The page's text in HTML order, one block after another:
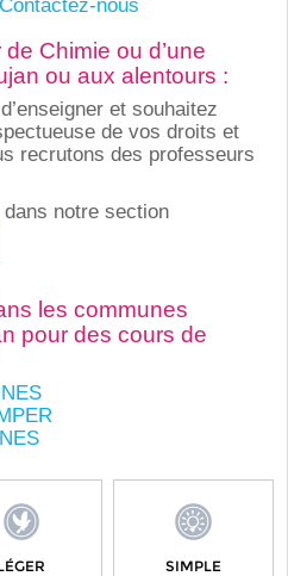
Contactez-nous
Chimie ou d’une
ou aux alentours :
et souhaitez
de vos droits et
recrutons des professeurs
dans notre section
les communes
pour des cours de
SIMPLE